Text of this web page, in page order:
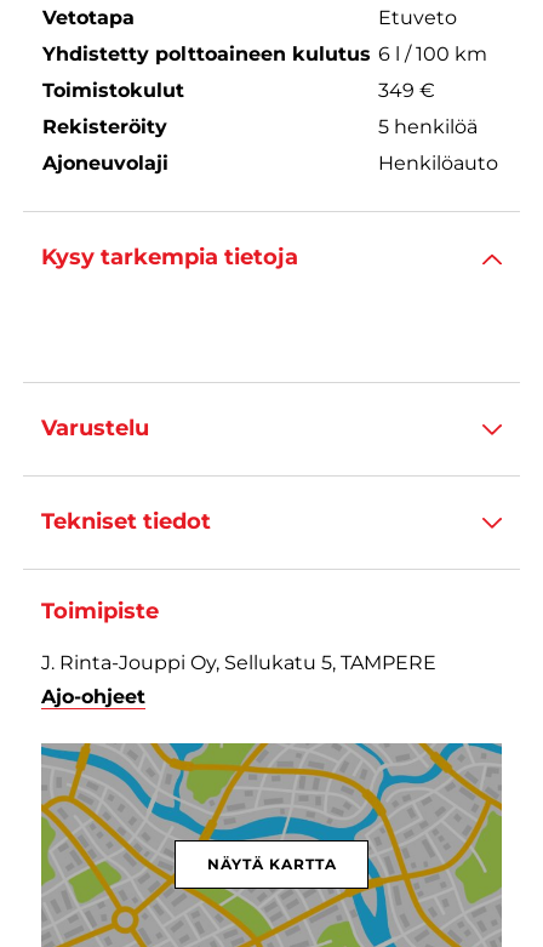
Vetotapa
Etuveto
Yhdistetty polttoaineen kulutus 6 l / 100 km
Toimistokulut
349 €
Rekisteröity
5 henkilöä
Ajoneuvolaji
Henkilöauto
Kysy tarkempia tietoja
Varustelu
Tekniset tiedot
Toimipiste
J. Rinta-Jouppi Oy, Sellukatu 5, TAMPERE
Ajo-ohjeet
NÄYTÄ KARTTA